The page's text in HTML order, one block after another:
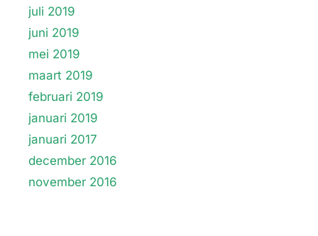
juli 2019
juni 2019
mei 2019
maart 2019
februari 2019
januari 2019
januari 2017
december 2016
november 2016